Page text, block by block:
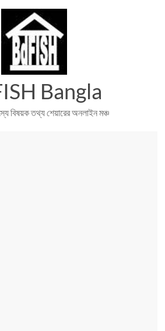
Bangla
বিষয়ক তথ্য শেয়ারের অনলাইন মঞ্চ